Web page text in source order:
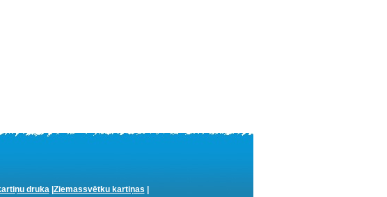
druka| Ziemassvētku kartiņas